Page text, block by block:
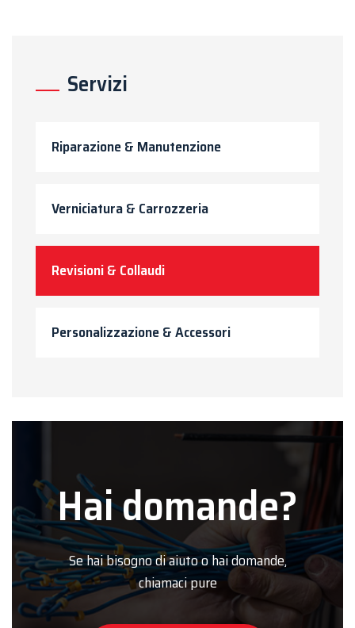
Servizi
Riparazione & Manutenzione
Verniciatura & Carrozzeria
Revisioni & Collaudi
Personalizzazione & Accessori
Hai domande?
Se hai bisogno di aiuto o hai domande,
chiamaci pure